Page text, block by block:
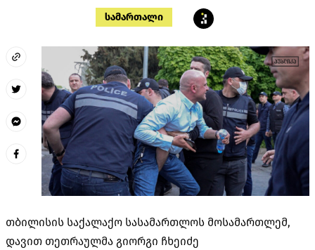
სამართალი
თბილისის საქალაქო სასამართლოს მოსამართლემ,
დავით თეთრაულმა გიორგი ჩხეიძე